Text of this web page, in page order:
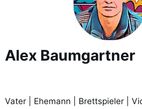
Alex Baumgartner
Vater | Ehemann | Brettspieler |